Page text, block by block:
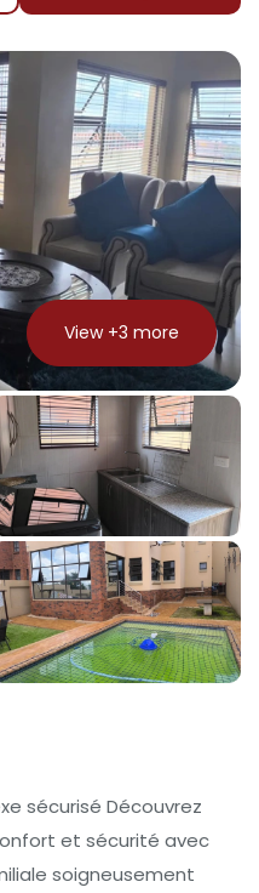
View +3 more
sécurisé Découvrez
et sécurité avec
soigneusement